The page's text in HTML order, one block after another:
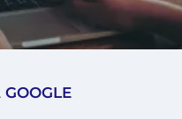
GOOGLE